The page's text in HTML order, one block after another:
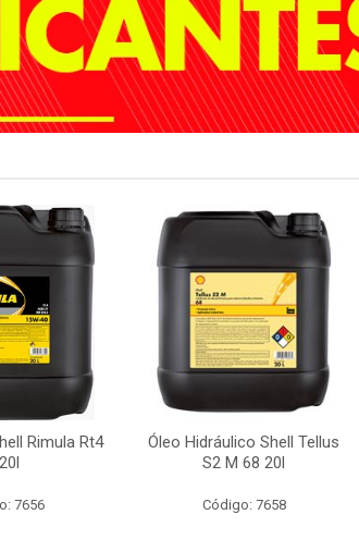
Rimula Rt4
7656
Óleo Hidráulico Shell Tellus
S2 M 68 20l
Código: 7658